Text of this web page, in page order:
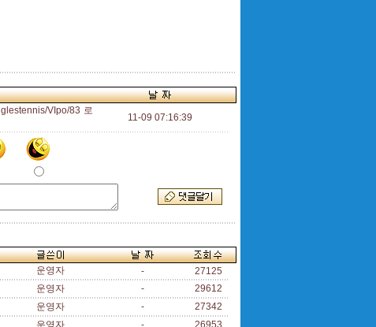
VIpo/83 로
11-09 07:16:39
운영자 -
27125
운영자 -
29612
운영자 -
27342
운영자 - 26953